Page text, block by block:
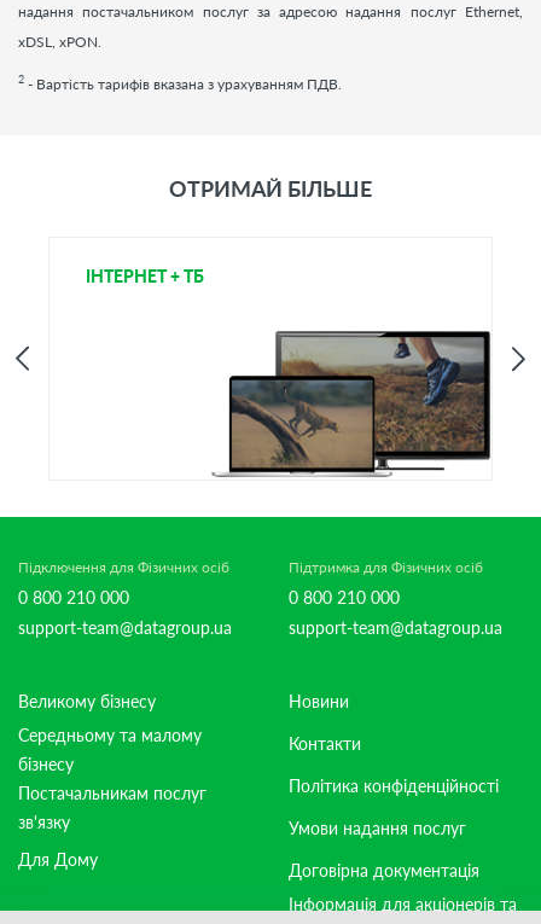
надання постачальником послуг за адресою надання послуг Ethernet,
xDSL, xPON.
2 - Вартість тарифів вказана з урахуванням ПДВ.
ОТРИМАЙ БІЛЬШЕ
ІНТЕРНЕТ + ТБ
Підключення для Фізичних осіб
0 800 210 000
support-team@datagroup.ua
Підтримка для Фізичних осіб
0 800 210 000
support-team@datagroup.ua
Великому бізнесу
Середньому та малому
бізнесу
Постачальникам послуг
зв'язку
Для Дому
Новини
Контакти
Політика конфіденційності
Умови надання послуг
Договірна документація
Інформація для акціонерів та